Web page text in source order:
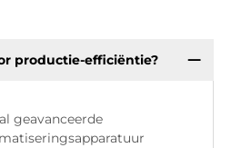
productie-efficiëntie?
geavanceerde